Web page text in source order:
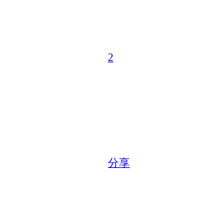
2
分享